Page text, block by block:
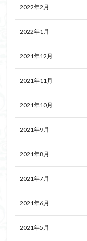
2022年2月
2022年1月
2021年12月
2021年11月
2021年10月
2021年9月
2021年8月
2021年7月
2021年6月
2021年5月